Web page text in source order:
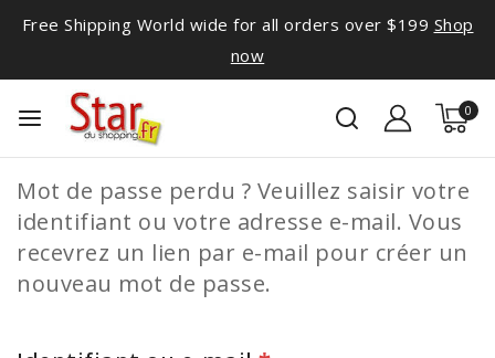
Free Shipping World wide for all orders over $199 Shop
now
0
Mot de passe perdu ? Veuillez saisir votre
identifiant ou votre adresse e-mail. Vous
recevrez un lien par e-mail pour créer un
nouveau mot de passe.